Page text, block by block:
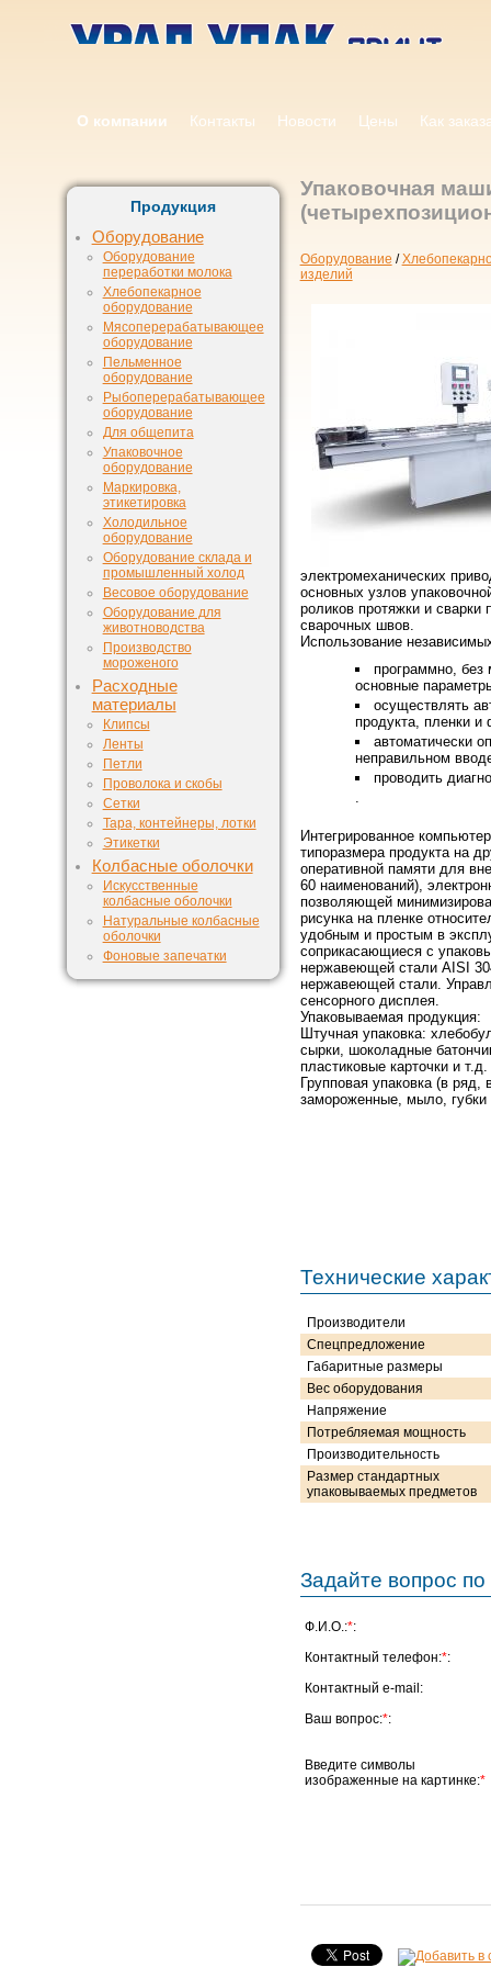
О компании Контакты Новости Цены Как
Продукция
Оборудование
Оборудование
переработки молока
Хлебопекарное
оборудование
Мясоперерабатывающее
оборудование
Пельменное
оборудование
Рыбоперерабатывающее
оборудование
Для общепита
Упаковочное
оборудование
Маркировка,
этикетировка
Холодильное
оборудование
Оборудование склада и
промышленный холод
Весовое оборудование
Оборудование для
животноводства
Производство
мороженого
Расходные
материалы
Клипсы
Ленты
Петли
Проволока и скобы
Сетки
Тара, контейнеры, лотки
Этикетки
Колбасные оболочки
Искусственные
колбасные оболочки
Натуральные колбасные
оболочки
Фоновые запечатки
Упаковочная
Оборудование /
изделий
электромеханических
основных узлов
роликов протяжки и сварки
сварочных швов.
Использование
программно, без
основные
осуществлять
продукта, пленки и
автоматически
неправильном
проводить
.
Интегрированное
типоразмера продукта на
оперативной памяти для
60 наименований),
позволяющей
рисунка на пленке
удобным и простым в
соприкасающиеся с
нержавеющей стали AISI
нержавеющей стали.
сенсорного дисплея.
Упаковываемая продукция:
Штучная упаковка:
сырки, шоколадные
пластиковые карточки и т.д.
Групповая упаковка (в
замороженные, мыло, губки
Технические
Производители
Спецпредложение
Габаритные размеры
Вес оборудования
Напряжение
Потребляемая мощность
Производительность
Размер стандартных
упаковываемых предметов
Задайте вопрос по
Ф.И.О.:*:
Контактный телефон:*:
Контактный e-mail:
Ваш вопрос:*:
Введите символы
изображенные на картинке:*